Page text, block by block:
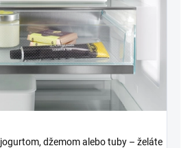
džemom alebo tuby – želáte